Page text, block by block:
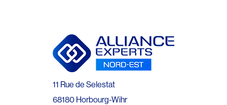
11 Rue de Selestat
68180 Horbourg-Wihr